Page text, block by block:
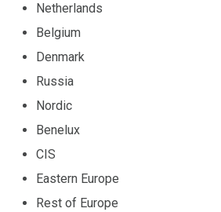
Netherlands
Belgium
Denmark
Russia
Nordic
Benelux
CIS
Eastern Europe
Rest of Europe